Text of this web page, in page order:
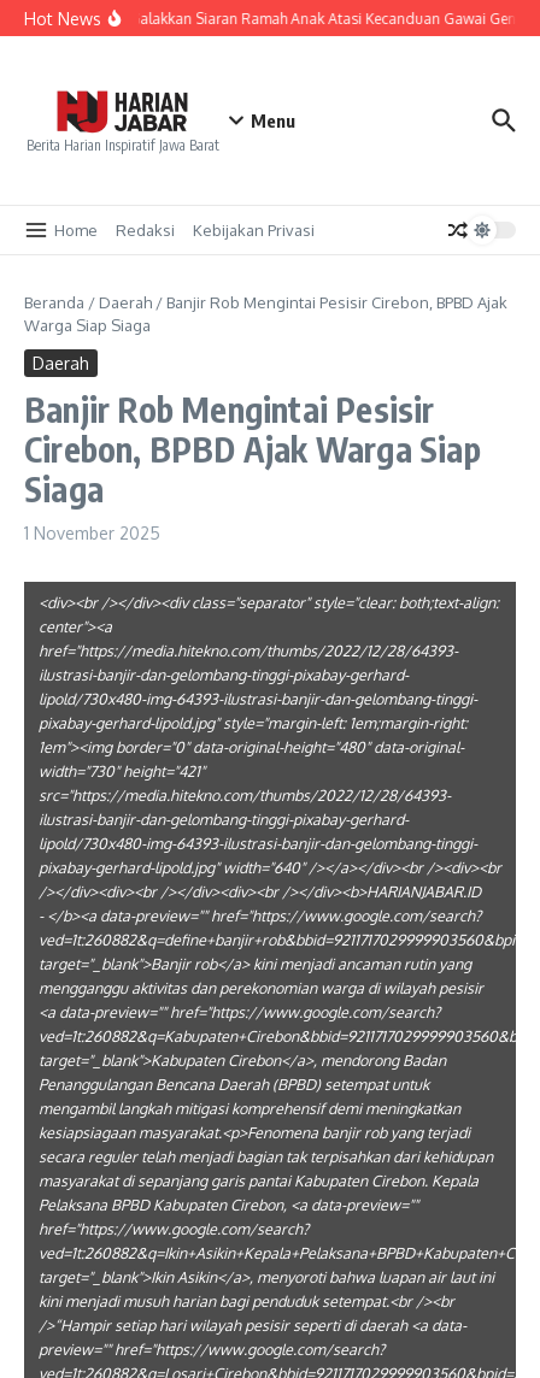
Lewati ke konten
Hot News
KPID Jabar Galakkan Siaran Ramah Anak Atasi Kecanduan Gawai Gen Z
Berita Harian Inspiratif Jawa Barat
Menu
Home Redaksi Kebijakan Privasi
Beranda / Daerah / Banjir Rob Mengintai Pesisir Cirebon, BPBD Ajak
Warga Siap Siaga
Daerah
Banjir Rob Mengintai Pesisir
Cirebon, BPBD Ajak Warga Siap
Siaga
1 November 2025
<div><br /></div><div class="separator" style="clear: both;text-align:
center"><a
href="https://media.hitekno.com/thumbs/2022/12/28/64393-
ilustrasi-banjir-dan-gelombang-tinggi-pixabay-gerhard-
lipold/730x480-img-64393-ilustrasi-banjir-dan-gelombang-tinggi-
pixabay-gerhard-lipold.jpg" style="margin-left: 1em;margin-right:
1em"><img border="0" data-original-height="480" data-original-
width="730" height="421"
src="https://media.hitekno.com/thumbs/2022/12/28/64393-
ilustrasi-banjir-dan-gelombang-tinggi-pixabay-gerhard-
lipold/730x480-img-64393-ilustrasi-banjir-dan-gelombang-tinggi-
pixabay-gerhard-lipold.jpg" width="640" /></a></div><br /><div><br
/></div><div><br /></div><div><br /></div><b>HARIANJABAR.ID
- </b><a data-preview="" href="https://www.google.com/search?
target="_blank">Banjir rob</a> kini menjadi ancaman rutin yang
mengganggu aktivitas dan perekonomian warga di wilayah pesisir
<a data-preview="" href="https://www.google.com/search?
target="_blank">Kabupaten Cirebon</a>, mendorong Badan
Penanggulangan Bencana Daerah (BPBD) setempat untuk
mengambil langkah mitigasi komprehensif demi meningkatkan
kesiapsiagaan masyarakat.<p>Fenomena banjir rob yang terjadi
secara reguler telah menjadi bagian tak terpisahkan dari kehidupan
masyarakat di sepanjang garis pantai Kabupaten Cirebon. Kepala
Pelaksana BPBD Kabupaten Cirebon, <a data-preview=""
href="https://www.google.com/search?
target="_blank">Ikin Asikin</a>, menyoroti bahwa luapan air laut ini
kini menjadi musuh harian bagi penduduk setempat.<br /><br
/>“Hampir setiap hari wilayah pesisir seperti di daerah <a data-
preview="" href="https://www.google.com/search?